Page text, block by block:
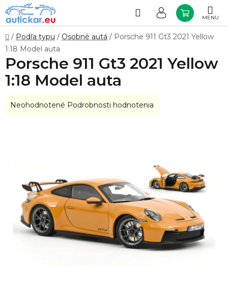
Prejsť
na
obsah
Hľadať
KOŠÍK
Domov
/ Podľa typu / Osobné autá / Porsche 911 Gt3 2021 Yellow
1:18 Model auta
Porsche 911 Gt3 2021 Yellow
1:18 Model auta
Priemerné
hviezdičiek.
Neohodnotené Podrobnosti hodnotenia